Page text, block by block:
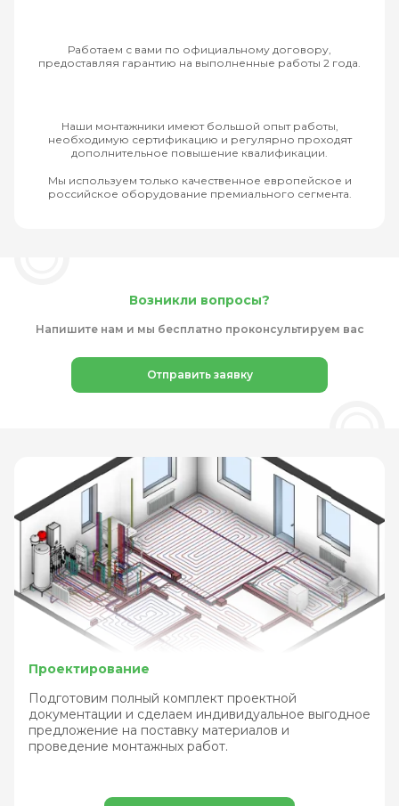
Работаем с вами по официальному договору,
предоставляя гарантию на выполненные работы 2 года.
Наши монтажники имеют большой опыт работы,
необходимую сертификацию и регулярно проходят
дополнительное повышение квалификации.
Мы используем только качественное европейское и
российское оборудование премиального сегмента.
Возникли вопросы?
Напишите нам и мы бесплатно проконсультируем вас
Отправить заявку
Проектирование
Подготовим полный комплект проектной
документации и сделаем индивидуальное выгодное
предложение на поставку материалов и
проведение монтажных работ.